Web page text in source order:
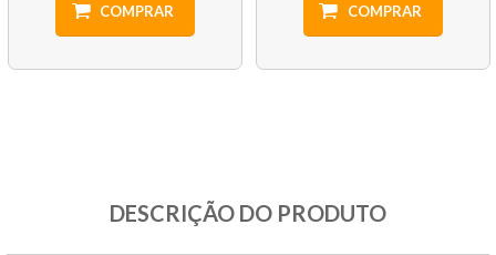
COMPRAR COMPRAR
DESCRIÇÃO DO PRODUTO